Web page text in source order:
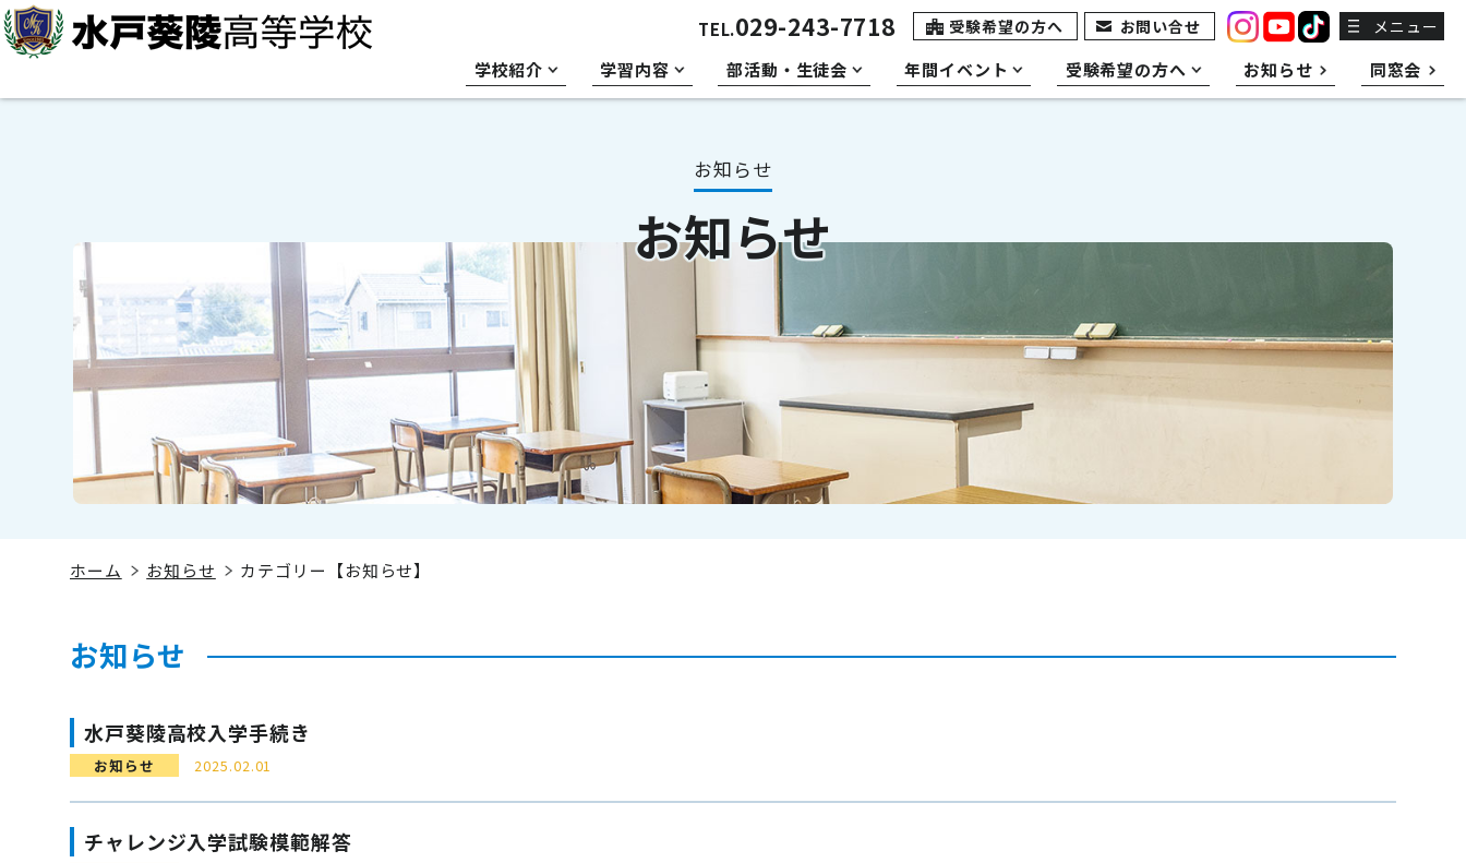
学校紹介 学習内容 部活動・生徒会 年間イベント 受験希望の方へ お知らせ 同窓会
TEL.029-243-7718 受験希望の方へ お問い合せ
お知らせ
お知らせ
ホーム お知らせ カテゴリー【お知らせ】
お知らせ
水戸葵陵高校入学手続き
お知らせ 2025.02.01
チャレンジ入学試験模範解答
メニュー